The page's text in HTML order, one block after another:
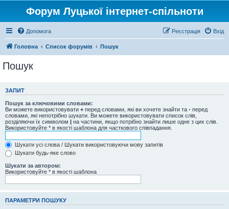
Форум Луцької інтернет-спільноти
Допомога Вхід
Реєстрація
Головна Список форумів Пошук
Пошук
ЗАПИТ
Пошук за ключовими словами:
Ви можете використовувати + перед словами, які ви хочете знайти та - перед
словами, які непотрібно шукати. Ви можете використовувати список слів,
розділяючи їх символом | на частини, якщо потрібно знайти лише одне з цих слів.
Використовуйте * в якості шаблона для часткового співпадання.
Шукати усі слова / Шукати використовуючи мову запитів
Шукати будь-яке слово
Шукати за автором:
Використовуйте * в якості шаблона
ПАРАМЕТРИ ПОШУКУ